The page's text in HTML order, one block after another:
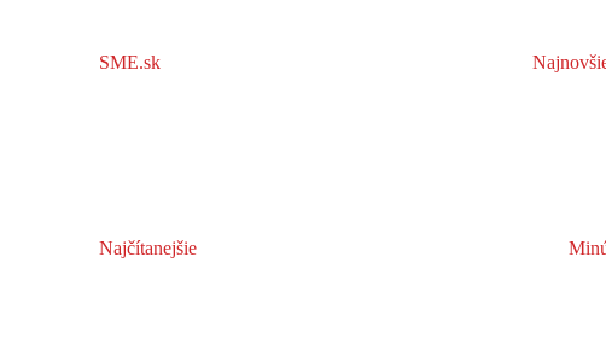
SME.sk
Najčítanejšie